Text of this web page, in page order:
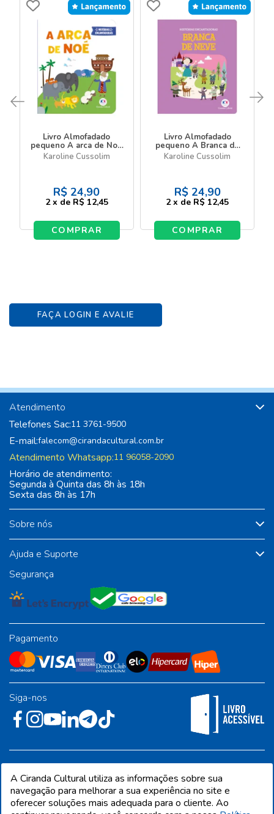
Livro Almofadado
pequeno A arca de Noé
- Livro almofadado
Karoline Cussolim
R$ 24,90
2 x de R$ 12,45
COMPRAR
Livro Almofadado
pequeno A Branca de
Neve - Livro almofadado
Karoline Cussolim
R$ 24,90
2 x de R$ 12,45
COMPRAR
FAÇA LOGIN E AVALIE
Sobre nós
Ajuda e Suporte
Atendimento
Telefones Sac:11 3761-9500
E-mail:falecom@cirandacultural.com.br
Atendimento Whatsapp:11 96058-2090
Horário de atendimento:
Segunda à Quinta das 8h às 18h
Sexta das 8h às 17h
Segurança
Pagamento
Siga-nos
Industrial - Jandira/SP - CEP 06612-001
A Ciranda Cultural utiliza as informações sobre sua
navegação para melhorar a sua experiência no site e
oferecer soluções mais adequada para o cliente. Ao